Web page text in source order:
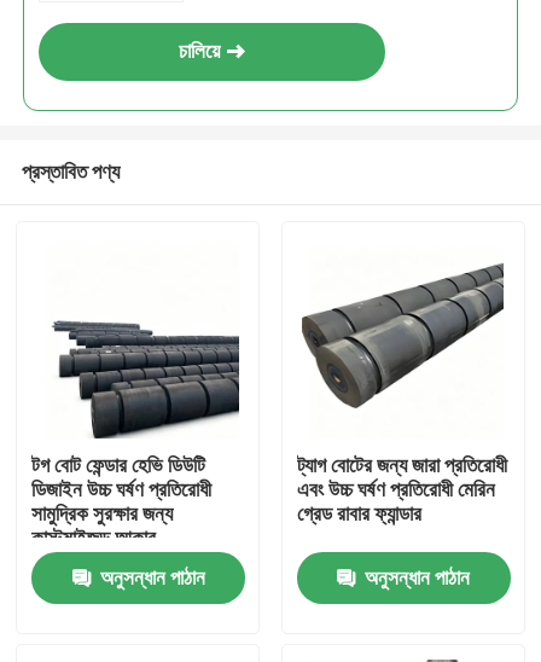
চালিয়ে
প্রস্তাবিত পণ্য
টগ বোট ফেন্ডার হেভি ডিউটি
ডিজাইন উচ্চ ঘর্ষণ প্রতিরোধী
সামুদ্রিক সুরক্ষার জন্য
কাস্টমাইজড আকার
অনুসন্ধান পাঠান
ট্যাগ বোটের জন্য জারা প্রতিরোধী
এবং উচ্চ ঘর্ষণ প্রতিরোধী মেরিন
গ্রেড রাবার ফ্যান্ডার
অনুসন্ধান পাঠান